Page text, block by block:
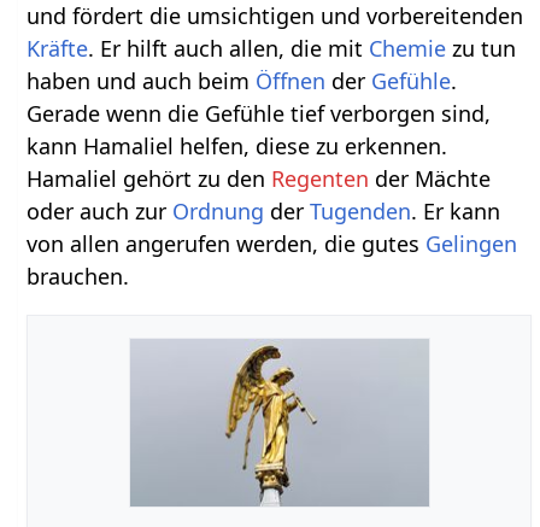
und fördert die umsichtigen und vorbereitenden
Kräfte. Er hilft auch allen, die mit Chemie zu tun
haben und auch beim Öffnen der Gefühle.
Gerade wenn die Gefühle tief verborgen sind,
kann Hamaliel helfen, diese zu erkennen.
Hamaliel gehört zu den Regenten der Mächte
oder auch zur Ordnung derTugenden. Er kann
von allen angerufen werden, die gutes Gelingen
brauchen.